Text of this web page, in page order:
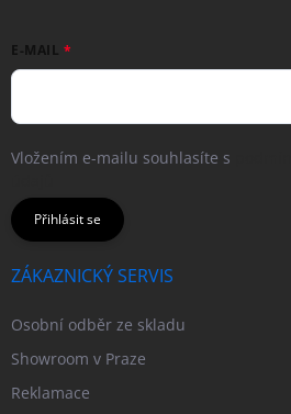
E-MAIL
Vložením e-mailu souhlasíte s
Přihlásit se
ZÁKAZNICKÝ SERVIS
Osobní odběr ze skladu
Showroom v Praze
Reklamace